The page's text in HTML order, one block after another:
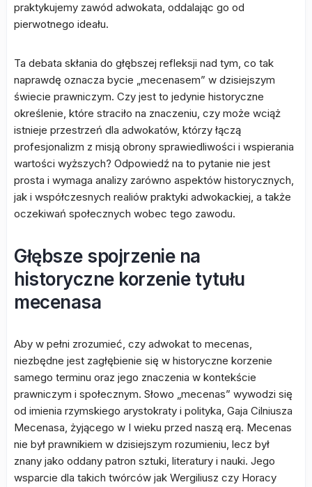
praktykujemy zawód adwokata, oddalając go od
pierwotnego ideału.
Ta debata skłania do głębszej refleksji nad tym, co tak
naprawdę oznacza bycie „mecenasem” w dzisiejszym
świecie prawniczym. Czy jest to jedynie historyczne
określenie, które straciło na znaczeniu, czy może wciąż
istnieje przestrzeń dla adwokatów, którzy łączą
profesjonalizm z misją obrony sprawiedliwości i wspierania
wartości wyższych? Odpowiedź na to pytanie nie jest
prosta i wymaga analizy zarówno aspektów historycznych,
jak i współczesnych realiów praktyki adwokackiej, a także
oczekiwań społecznych wobec tego zawodu.
Głębsze spojrzenie na
historyczne korzenie tytułu
mecenasa
Aby w pełni zrozumieć, czy adwokat to mecenas,
niezbędne jest zagłębienie się w historyczne korzenie
samego terminu oraz jego znaczenia w kontekście
prawniczym i społecznym. Słowo „mecenas” wywodzi się
od imienia rzymskiego arystokraty i polityka, Gaja Cilniusza
Mecenasa, żyjącego w I wieku przed naszą erą. Mecenas
nie był prawnikiem w dzisiejszym rozumieniu, lecz był
znany jako oddany patron sztuki, literatury i nauki. Jego
wsparcie dla takich twórców jak Wergiliusz czy Horacy